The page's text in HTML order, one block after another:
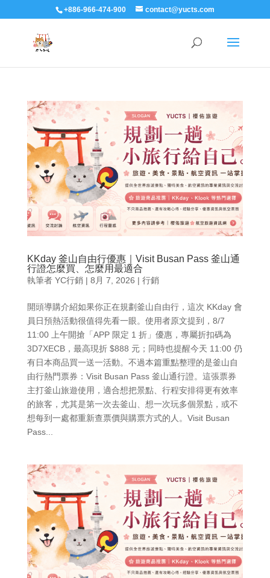
+886-966-474-900 contact@yucts.com
KKday 釜山自由行優惠｜Visit Busan Pass 釜山通
行證怎麼買、怎麼用最適合
執筆者 YC行銷| 8月 7, 2026 | 行銷
開頭導購介紹如果你正在規劃釜山自由行，這次 KKday 會
員日預熱活動很值得先看一眼。使用者原文提到，8/7
11:00 上午開搶「APP 限定 1 折」優惠，專屬折扣碼為
3D7XECB，最高現折 $888 元；同時也提醒今天 11:00 仍
有日本商品買一送一活動。不過本篇重點整理的是釜山自
由行熱門票券：Visit Busan Pass 釜山通行證。這張票券
主打釜山旅遊使用，適合想把景點、行程安排得更有效率
的旅客，尤其是第一次去釜山、想一次玩多個景點，或不
想每到一處都重新查票價與購票方式的人。Visit Busan
Pass...